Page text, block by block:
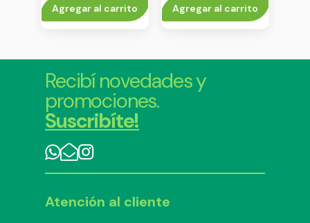
Agregar al carrito Agregar al carrito
Recibí novedades y
promociones.
Suscribíte!
Atención al cliente